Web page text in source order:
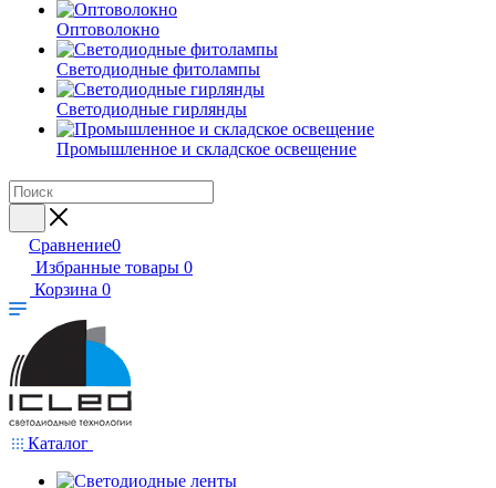
Оптоволокно
Светодиодные фитолампы
Светодиодные гирлянды
Промышленное и складское освещение
Сравнение0
Избранные товары 0
Корзина 0
Каталог